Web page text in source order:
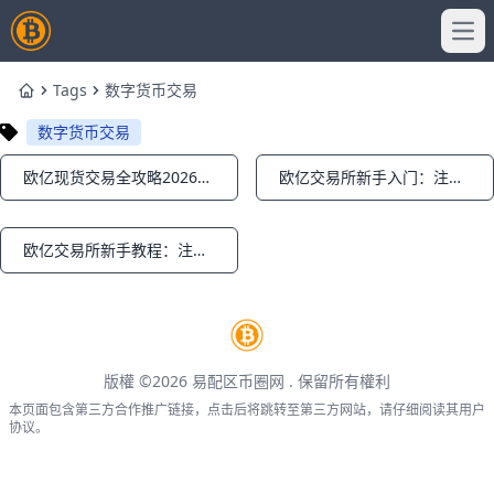
HomeTags
数字货币交易
数字货币交易
Notifications 欧亿现货交易全攻略2026：买币教程+钱包安全设置一键搞定 Notifications 欧亿交易所新手入门：注册开户、数字钱包与基础交易全攻略
Notifications 欧亿交易所新手教程：注册、充值到现货交易一步到位
版權 ©2026 易配区币圈网 . 保留所有權利
本页面包含第三方合作推广链接，点击后将跳转至第三方网站，请仔细阅读其用户
协议。